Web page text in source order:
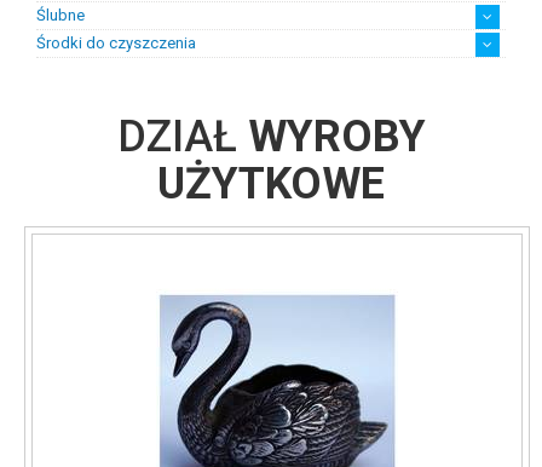
Ślubne
Biżuteria ślubna damska
Biżuteria ślubna męska
Suknie ślubne z biżuterią
Środki do czyszczenia
DZIAŁ WYROBY
UŻYTKOWE